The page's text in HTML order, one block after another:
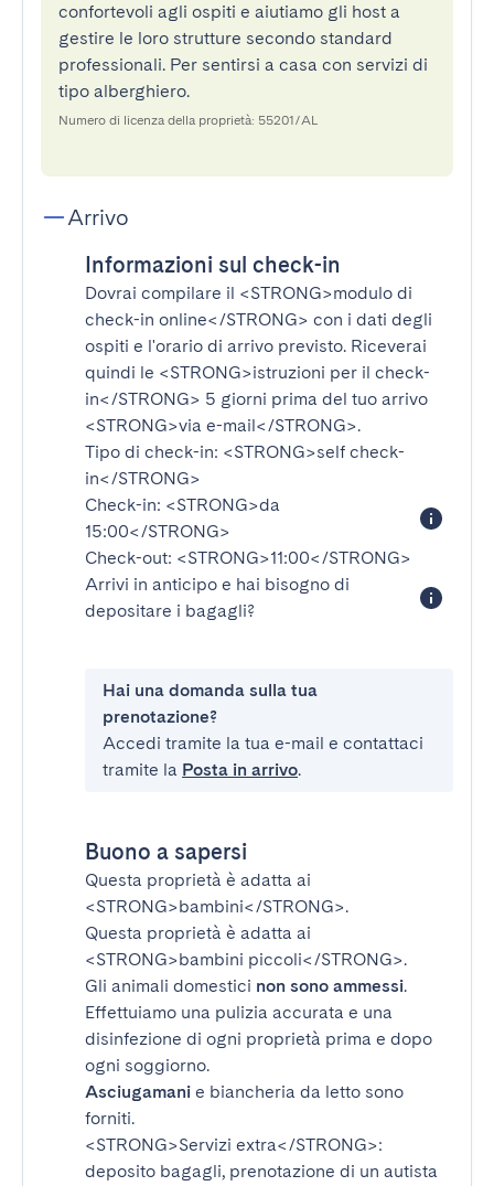
confortevoli agli ospiti e aiutiamo gli host a
gestire le loro strutture secondo standard
professionali. Per sentirsi a casa con servizi di
tipo alberghiero.
Numero di licenza della proprietà: 55201/AL
Arrivo
Informazioni sul check-in
Dovrai compilare il <STRONG>modulo di
check-in online</STRONG> con i dati degli
ospiti e l'orario di arrivo previsto. Riceverai
quindi le <STRONG>istruzioni per il check-
in</STRONG> 5 giorni prima del tuo arrivo
<STRONG>via e-mail</STRONG>.
Tipo di check-in: <STRONG>self check-
in</STRONG>
Check-in: <STRONG>da
15:00</STRONG>
Check-out: <STRONG>11:00</STRONG>
Arrivi in anticipo e hai bisogno di
depositare i bagagli?
Hai una domanda sulla tua
prenotazione?
Accedi tramite la tua e-mail e contattaci
tramite la Posta in arrivo.
Buono a sapersi
Questa proprietà è adatta ai
<STRONG>bambini</STRONG>.
Questa proprietà è adatta ai
<STRONG>bambini piccoli</STRONG>.
Gli animali domestici non sono ammessi.
Effettuiamo una pulizia accurata e una
disinfezione di ogni proprietà prima e dopo
ogni soggiorno.
Asciugamani e biancheria da letto sono
forniti.
<STRONG>Servizi extra</STRONG>:
deposito bagagli, prenotazione di un autista